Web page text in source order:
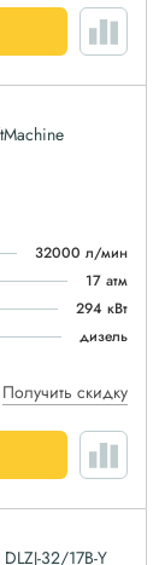
32000 л/мин
17 атм
294 кВт
дизель
Получить скидку
32/17B-Y